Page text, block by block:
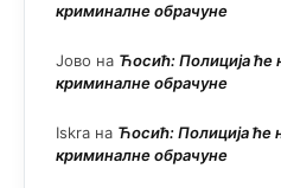
криминалне обрачуне
Јово на Ћосић: Полиција ће
криминалне обрачуне
Iskra на Ћосић: Полиција ће
криминалне обрачуне